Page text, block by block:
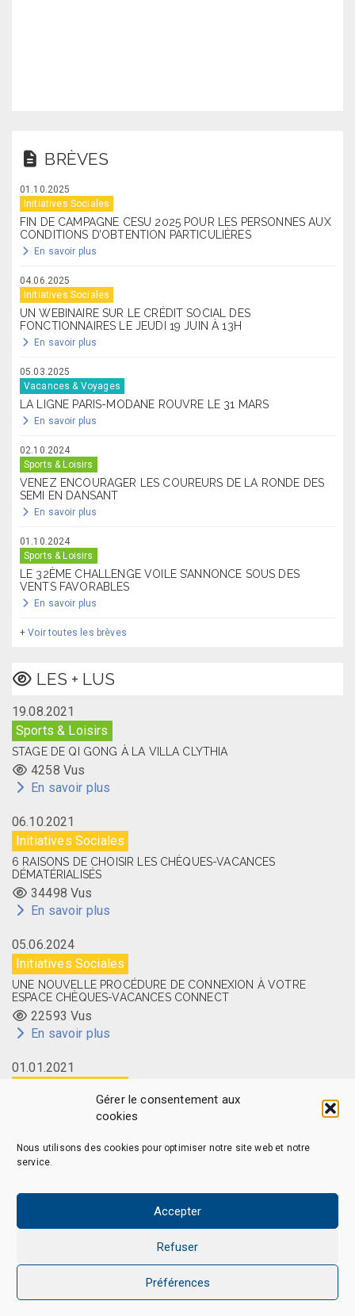
Gérer le consentement aux
cookies
Nous utilisons des cookies pour optimiser notre site web et notre
service.
Accepter
Refuser
Préférences
BRÈVES
01.10.2025
Initiatives Sociales
FIN DE CAMPAGNE CESU 2025 POUR LES PERSONNES AUX
CONDITIONS D’OBTENTION PARTICULIÈRES
En savoir plus
04.06.2025
Initiatives Sociales
UN WEBINAIRE SUR LE CRÉDIT SOCIAL DES
FONCTIONNAIRES LE JEUDI 19 JUIN À 13H
En savoir plus
05.03.2025
Vacances & Voyages
LA LIGNE PARIS-MODANE ROUVRE LE 31 MARS
En savoir plus
02.10.2024
Sports & Loisirs
VENEZ ENCOURAGER LES COUREURS DE LA RONDE DES
SEMI EN DANSANT
En savoir plus
01.10.2024
Sports & Loisirs
LE 32ÈME CHALLENGE VOILE S’ANNONCE SOUS DES
VENTS FAVORABLES
En savoir plus
+Voir toutes les brèves
LES + LUS
19.08.2021
Sports & Loisirs
STAGE DE QI GONG À LA VILLA CLYTHIA
4258 Vus
En savoir plus
06.10.2021
Initiatives Sociales
6 RAISONS DE CHOISIR LES CHÈQUES-VACANCES
DÉMATÉRIALISÉS
34498 Vus
En savoir plus
05.06.2024
Initiatives Sociales
UNE NOUVELLE PROCÉDURE DE CONNEXION À VOTRE
ESPACE CHÈQUES-VACANCES CONNECT
22593 Vus
En savoir plus
01.01.2021
LA CARTE MEMBRE CAES DU CNRS DISPONIBLE EN LIGNE
En savoir plus
CAES MAG - © 2026 Tous droits réservés.
Politique de confidentialité
Nous Contacter